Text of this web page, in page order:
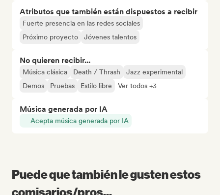
Atributos que también están dispuestos a recibir
Fuerte presencia en las redes sociales
Próximo proyecto
Jóvenes talentos
No quieren recibir...
Música clásica Death / Thrash
Jazz experimental
Demos
Pruebas Estilo libre Ver todos +3
Música generada por IA
Acepta música generada por IA
Puede que también le gusten estos
comisarios/pros...